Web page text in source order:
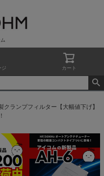
ジ カート
ランプフィルター【大幅値下げ】